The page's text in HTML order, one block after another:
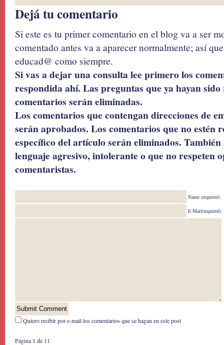
Dejá tu comentario
Si este es tu primer comentario en el blog va a ser
comentado antes va a aparecer normalmente; así
educad@ como siempre.
Si vas a dejar una consulta lee primero los
respondida ahí. Las preguntas que ya hayan
comentarios serán eliminadas.
Los comentarios que contengan direcciones de
serán aprobados. Los comentarios que no estén
específico del artículo serán eliminados.
lenguaje agresivo, intolerante o que no respeten
comentaristas.
Name (required)
E-Mail(required)
Quiero recibír por e-mail los comentarios que se hagan en este post
Página 1 de 1 1